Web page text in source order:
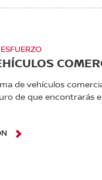
de vehículos
de que encontrarás